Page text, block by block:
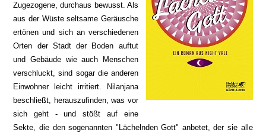
Zugezogene, durchaus bewusst. Als
aus der Wüste seltsame Geräusche
ertönen und sich an verschiedenen
Orten der Stadt der Boden auftut
und Gebäude wie auch Menschen
verschluckt, sind sogar die anderen
Einwohner leicht irritiert. Nilanjana
beschließt, herauszufinden, was vor
sich geht - und stößt auf eine
Sekte, die den sogenannten "Lächelnden Gott" anbetet, der sie alle